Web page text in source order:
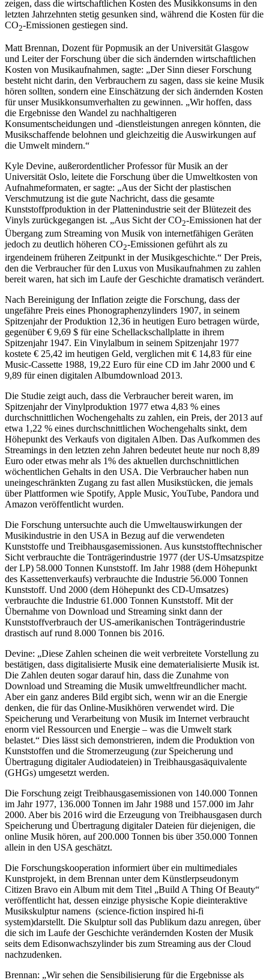
zeigen, dass die wirtschaftlichen Kosten des Musikkonsums in den
letzten Jahrzehnten stetig gesunken sind, während die Kosten für die
CO2-Emissionen gestiegen sind.
Matt Brennan, Dozent für Popmusik an der Universität Glasgow
und Leiter der Forschung über die sich ändernden wirtschaftlichen
Kosten von Musikaufnahmen, sagte: „Der Sinn dieser Forschung
besteht nicht darin, den Verbrauchern zu sagen, dass sie keine Musik
hören sollten, sondern eine Einschätzung der sich ändernden Kosten
für unser Musikkonsumverhalten zu gewinnen. „Wir hoffen, dass
die Ergebnisse den Wandel zu nachhaltigeren
Konsumentscheidungen und -dienstleistungen anregen könnten, die
Musikschaffende belohnen und gleichzeitig die Auswirkungen auf
die Umwelt mindern.“
Kyle Devine, außerordentlicher Professor für Musik an der
Universität Oslo, leitete die Forschung über die Umweltkosten von
Aufnahmeformaten, er sagte: „Aus der Sicht der plastischen
Verschmutzung ist die gute Nachricht, dass die gesamte
Kunststoffproduktion in der Plattenindustrie seit der Blütezeit des
Vinyls zurückgegangen ist. „Aus Sicht der CO2-Emissionen hat der
Übergang zum Streaming von Musik von internetfähigen Geräten
jedoch zu deutlich höheren CO2-Emissionen geführt als zu
irgendeinem früheren Zeitpunkt in der Musikgeschichte.“ Der Preis,
den die Verbraucher für den Luxus von Musikaufnahmen zu zahlen
bereit waren, hat sich im Laufe der Geschichte dramatisch verändert.
Nach Bereinigung der Inflation zeigte die Forschung, dass der
ungefähre Preis eines Phonographenzylinders 1907, in seinem
Spitzenjahr der Produktion 12,36 in heutigen Euro betragen würde,
gegenüber € 9,69 $ für eine Schellackschallplatte in ihrem
Spitzenjahr 1947. Ein Vinylalbum in seinem Spitzenjahr 1977
kostete € 25,42 im heutigen Geld, verglichen mit € 14,83 für eine
Music-Cassette 1988, 19,22 Euro für eine CD im Jahr 2000 und €
9,89 für einen digitalen Albumdownload 2013.
Die Studie zeigt auch, dass die Verbraucher bereit waren, im
Spitzenjahr der Vinylproduktion 1977 etwa 4,83 % eines
durchschnittlichen Wochengehalts zu zahlen, ein Preis, der 2013 auf
etwa 1,22 % eines durchschnittlichen Wochengehalts sinkt, dem
Höhepunkt des Verkaufs von digitalen Alben. Das Aufkommen des
Streamings in den letzten zehn Jahren bedeutet heute nur noch 8,89
Euro oder etwas mehr als 1% des aktuellen durchschnittlichen
wöchentlichen Gehalts in den USA. Die Verbraucher haben nun
uneingeschränkten Zugang zu fast allen Musikstücken, die jemals
über Plattformen wie Spotify, Apple Music, YouTube, Pandora und
Amazon veröffentlicht wurden.
Die Forschung untersuchte auch die Umweltauswirkungen der
Musikindustrie in den USA in Bezug auf die verwendeten
Kunststoffe und Treibhausgasemissionen. Aus kunststofftechnischer
Sicht verbrauchte die Tonträgerindustrie 1977 (der US-Umsatzspitze
der LP) 58.000 Tonnen Kunststoff. Im Jahr 1988 (dem Höhepunkt
des Kassettenverkaufs) verbrauchte die Industrie 56.000 Tonnen
Kunststoff. Und 2000 (dem Höhepunkt des CD-Umsatzes)
verbrauchte die Industrie 61.000 Tonnen Kunststoff. Mit der
Übernahme von Download und Streaming sinkt dann der
Kunststoffverbrauch der US-amerikanischen Tonträgerindustrie
drastisch auf rund 8.000 Tonnen bis 2016.
Devine: „Diese Zahlen scheinen die weit verbreitete Vorstellung zu
bestätigen, dass digitalisierte Musik eine dematerialisierte Musik ist.
Die Zahlen deuten sogar darauf hin, dass die Zunahme von
Download und Streaming die Musik umweltfreundlicher macht.
Aber ein ganz anderes Bild ergibt sich, wenn wir an die Energie
denken, die für das Online-Musikhören verwendet wird. Die
Speicherung und Verarbeitung von Musik im Internet verbraucht
enorm viel Ressourcen und Energie – was die Umwelt stark
belastet.“ Dies lässt sich demonstrieren, indem die Produktion von
Kunststoffen und die Stromerzeugung (zur Speicherung und
Übertragung digitaler Audiodateien) in Treibhausgasäquivalente
(GHGs) umgesetzt werden.
Die Forschung zeigt Treibhausgasemissionen von 140.000 Tonnen
im Jahr 1977, 136.000 Tonnen im Jahr 1988 und 157.000 im Jahr
2000. Aber bis 2016 wird die Erzeugung von Treibhausgasen durch
Speicherung und Übertragung digitaler Dateien für diejenigen, die
online Musik hören, auf 200.000 Tonnen bis über 350.000 Tonnen
allein in den USA geschätzt.
Die Forschungskooperation informiert über ein multimediales
Kunstprojekt, in dem Brennan unter dem Künstlerpseudonym
Citizen Bravo ein Album mit dem Titel „Build A Thing Of Beauty“
veröffentlicht hat, dessen einzige physische Kopie dieinteraktive
Musikskulptur namens (science-fiction inspired hi-fi
system)darstellt. Die Skulptur soll das Publikum dazu anregen, über
die sich im Laufe der Geschichte verändernden Kosten der Musik
seits dem Edisonwachszylinder bis zum Streaming aus der Cloud
nachzudenken.
Brennan: „Wir sehen die Sensibilisierung für die Ergebnisse als